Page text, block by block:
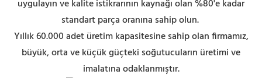
uygulayın ve kalite istikrarının kaynağı olan %80'e kadar
standart parça oranına sahip olun.
Yıllık 60.000 adet üretim kapasitesine sahip olan firmamız,
büyük, orta ve küçük güçteki soğutucuların üretimi ve
imalatına odaklanmıştır.